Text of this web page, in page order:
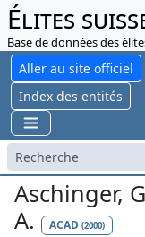
Élites
Base de données des
Aller au site officiel
Index des entités
Aschinger,
A.
ACAD (2000)